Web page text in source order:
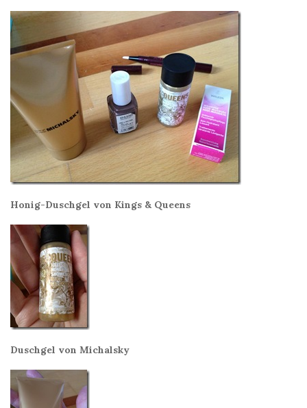
Honig-Duschgel von Kings & Queens
Duschgel von Michalsky